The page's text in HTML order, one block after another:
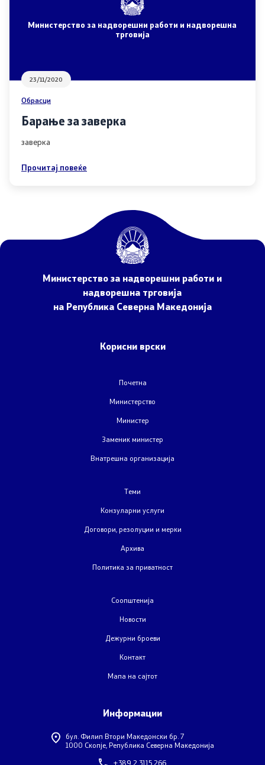
Договори, резолуции и мерки
Меѓународни договори
Рестриктивни мерки
Патот до Преспа
COVID-19 Протоколи
употреба
Информации од јавен карактер
Закони
Стратешки документи
Министерство за надворешни работи и надворешна
трговија
23/11/2020
Обрасци
Барање за заверка
заверка
Прочитај повеќе
Министерство за надворешни работи и
надворешна трговија
на Република Северна Македонија
Корисни врски
Почетна
Министерство
Министер
Заменик министер
Внатрешна организација
Теми
Конзуларни услуги
Договори, резолуции и мерки
Архива
Политика за приватност
Соопштенија
Новости
Дежурни броеви
Контакт
Мапа на сајтот
Информации
бул. Филип Втори Македонски бр. 7
1000 Скопје, Република Северна Македонија
+389 2 3115 266